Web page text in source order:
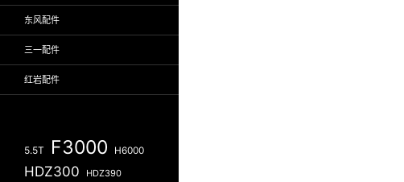
东风配件
三一配件
红岩配件
5.5T F3000 H6000
HDZ300 HDZ390